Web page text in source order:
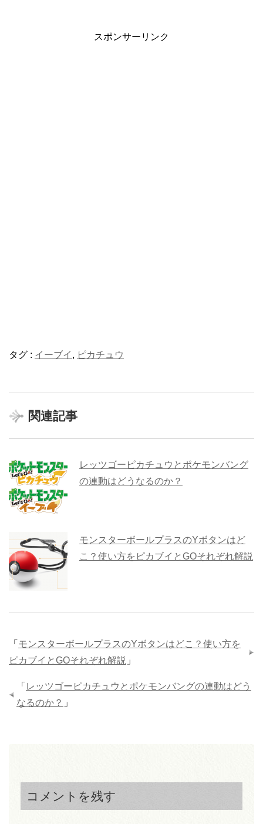
スポンサーリンク
タグ : イーブイ , ピカチュウ
関連記事
レッツゴーピカチュウとポケモンバング
の連動はどうなるのか？
モンスターボールプラスのYボタンはど
こ？使い方をピカブイとGOそれぞれ解説
「 モンスターボールプラスのYボタンはどこ？使い方を
ピカブイとGOそれぞれ解説 」
「 レッツゴーピカチュウとポケモンバングの連動はどう
なるのか？ 」
コメントを残す